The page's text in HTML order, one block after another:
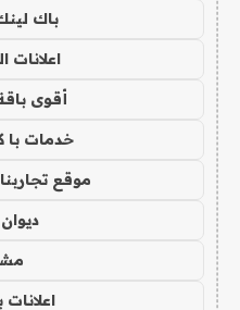
باك لينك
اعلانات
أقوى
خدمات با
موقع